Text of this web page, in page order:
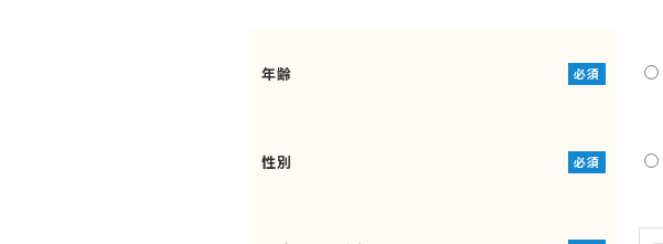
年齢 必須
性別 必須